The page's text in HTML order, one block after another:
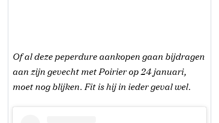
Of al deze peperdure aankopen gaan bijdragen
aan zijn gevecht met Poirier op 24 januari,
moet nog blijken. Fit is hij in ieder geval wel.